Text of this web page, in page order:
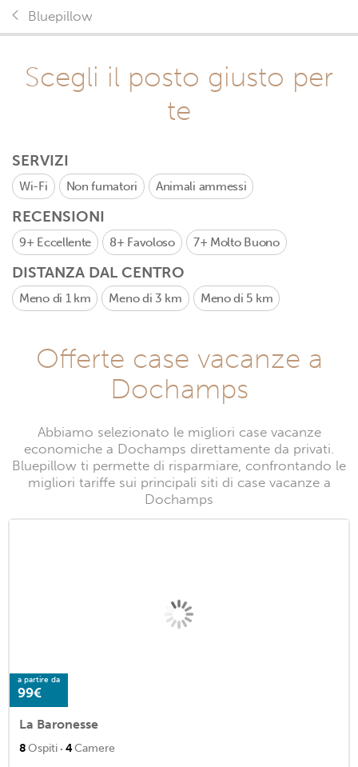
Bluepillow
Scegli il posto giusto per
te
SERVIZI
Wi-Fi Non fumatori Animali ammessi
RECENSIONI
9+ Eccellente 8+ Favoloso 7+ Molto Buono
DISTANZA DAL CENTRO
Meno di 1 km Meno di 3 km Meno di 5 km
Offerte case vacanze a
Dochamps
Abbiamo selezionato le migliori case vacanze
economiche a Dochamps direttamente da privati.
Bluepillow ti permette di risparmiare, confrontando le
migliori tariffe sui principali siti di case vacanze a
Dochamps
a partire da
99€
La Baronesse
8Ospiti · 4Camere